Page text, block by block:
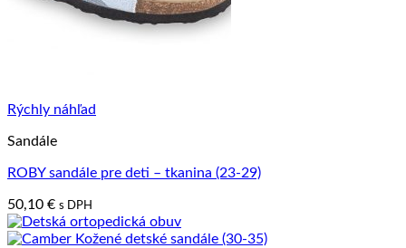
Rýchly náhľad
Sandále
ROBY sandále pre deti – tkanina (23-29)
50,10 € s DPH